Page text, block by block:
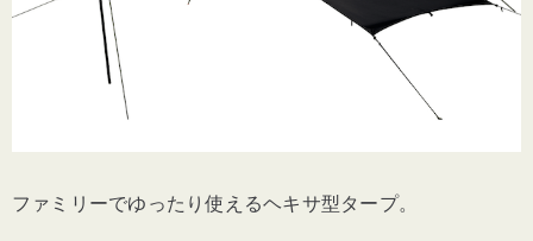
ファミリーでゆったり使えるヘキサ型タープ。